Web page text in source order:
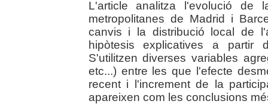
L'article analitza l'evolució de
metropolitanes de Madrid i
canvis i la distribució local de
hipòtesis explicatives a partir
S'utilitzen diverses variables
etc...) entre les que l'efecte
recent i l'increment de la
apareixen com les conclusions